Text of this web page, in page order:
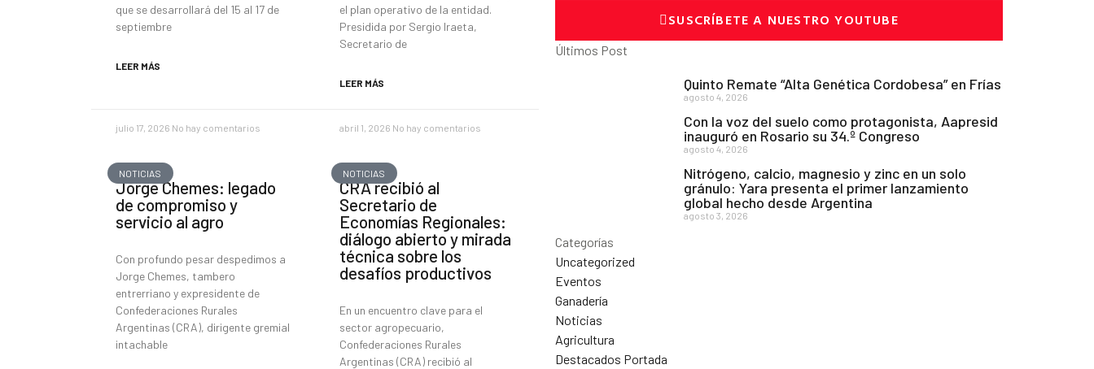
que se desarrollará del 15 al 17 de
septiembre
LEER MÁS
julio 17, 2026 No hay comentarios
el plan operativo de la entidad.
Presidida por Sergio Iraeta,
Secretario de
LEER MÁS
abril 1, 2026 No hay comentarios
NOTICIAS
Jorge Chemes: legado
de compromiso y
servicio al agro
Con profundo pesar despedimos a
Jorge Chemes, tambero
entrerriano y expresidente de
Confederaciones Rurales
Argentinas (CRA), dirigente gremial
intachable
NOTICIAS
CRA recibió al
Secretario de
Economías Regionales:
diálogo abierto y mirada
técnica sobre los
desafíos productivos
En un encuentro clave para el
sector agropecuario,
Confederaciones Rurales
Argentinas (CRA) recibió al
SUSCRÍBETE A NUESTRO YOUTUBE
Últimos Post
Quinto Remate “Alta Genética Cordobesa” en Frías
agosto 4, 2026
Con la voz del suelo como protagonista, Aapresid
inauguró en Rosario su 34.º Congreso
agosto 4, 2026
Nitrógeno, calcio, magnesio y zinc en un solo
gránulo: Yara presenta el primer lanzamiento
global hecho desde Argentina
agosto 3, 2026
Categorías
Uncategorized
Eventos
Ganadería
Noticias
Agricultura
Destacados Portada